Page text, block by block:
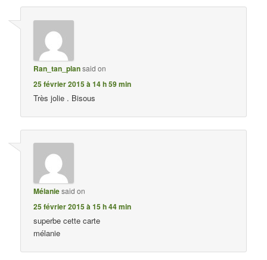
Ran_tan_plansaid on
25 février 2015 à 14 h 59 min
Très jolie . Bisous
Mélaniesaid on
25 février 2015 à 15 h 44 min
superbe cette carte
mélanie